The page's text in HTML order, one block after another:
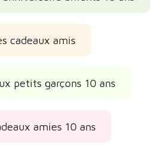
cadeaux amis
petits garçons 10 ans
amies 10 ans